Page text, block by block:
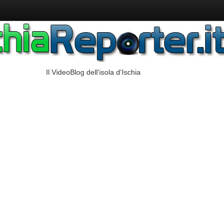
Il VideoBlog dell'isola d'Ischia